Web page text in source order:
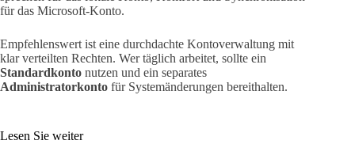
für das Microsoft-Konto.
Empfehlenswert ist eine durchdachte Kontoverwaltung mit
klar verteilten Rechten. Wer täglich arbeitet, sollte ein
Standardkonto nutzen und ein separates
Administratorkonto für Systemänderungen bereithalten.
Lesen Sie weiter